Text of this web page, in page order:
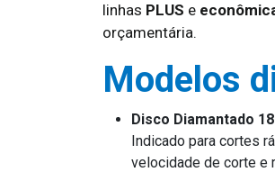
linhas PLUS e
orçamentária.
Modelos
Disco Diamantado
Indicado para cortes
velocidade de corte e